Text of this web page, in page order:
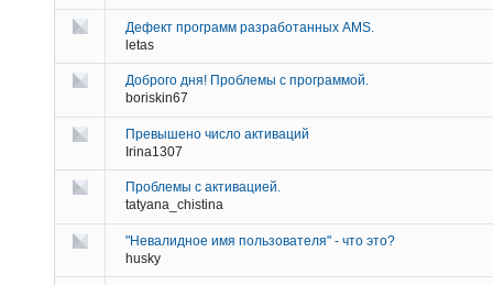
Дефект программ разработанных AMS.
letas
Доброго дня! Проблемы с программой.
boriskin67
Превышено число активаций
Irina1307
Проблемы с активацией.
tatyana_chistina
"Невалидное имя пользователя" - что это?
husky